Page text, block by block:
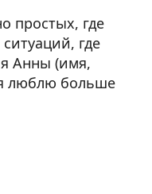
простых, где
где
Анны (имя,
люблю больше